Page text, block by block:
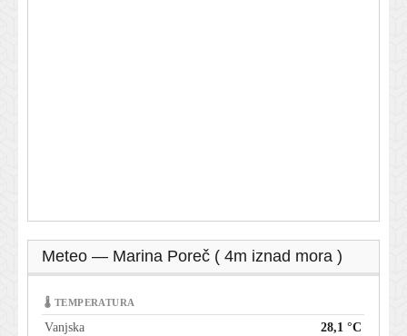
Meteo — Marina Poreč ( 4m iznad mora )
🌡 TEMPERATURA
Vanjska 28,1 °C